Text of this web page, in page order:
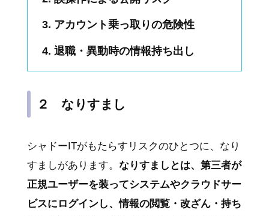
アカウント乗っ取りの危険性
退職・異動時の情報持ち出し
２ なりすまし
シャドーITがもたらすリスクのひとつに、なり
すましがあります。 なりすましとは、第三者が
正規ユーザーを装ってシステムやクラウドサー
ビスにログインし、情報の閲覧・改ざん・持ち